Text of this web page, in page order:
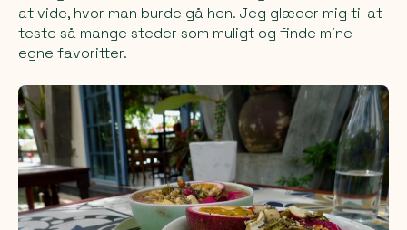
at vide, hvor man burde gå hen. Jeg glæder mig til at
teste så mange steder som muligt og finde mine
egne favoritter.